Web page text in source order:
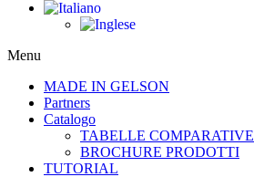
Menu
MADE IN GELSON
Partners
Catalogo
TABELLE COMPARATIVE
BROCHURE PRODOTTI
TUTORIAL